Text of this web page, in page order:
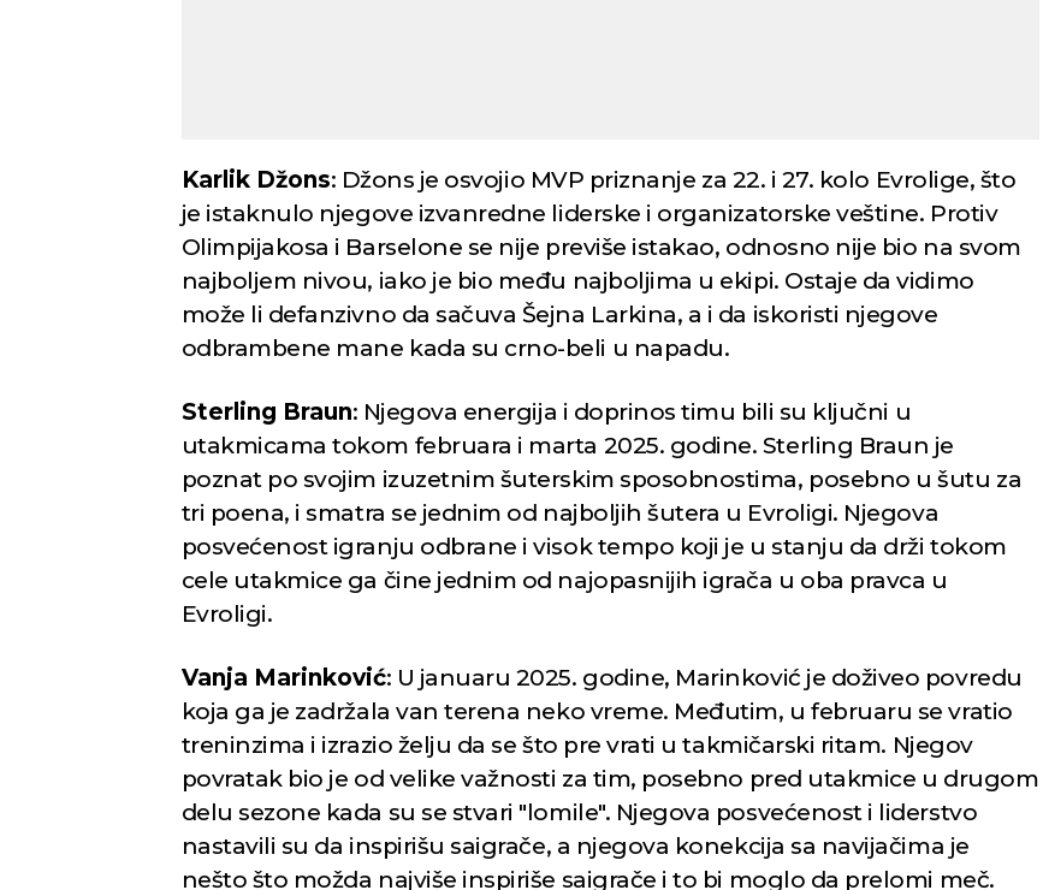
Karlik Džons: Džons je osvojio MVP priznanje za 22. i 27. kolo Evrolige, što
je istaknulo njegove izvanredne liderske i organizatorske veštine. Protiv
Olimpijakosa i Barselone se nije previše istakao, odnosno nije bio na svom
najboljem nivou, iako je bio među najboljima u ekipi. Ostaje da vidimo
može li defanzivno da sačuva Šejna Larkina, a i da iskoristi njegove
odbrambene mane kada su crno-beli u napadu.
Sterling Braun: Njegova energija i doprinos timu bili su ključni u
utakmicama tokom februara i marta 2025. godine. Sterling Braun je
poznat po svojim izuzetnim šuterskim sposobnostima, posebno u šutu za
tri poena, i smatra se jednim od najboljih šutera u Evroligi. Njegova
posvećenost igranju odbrane i visok tempo koji je u stanju da drži tokom
cele utakmice ga čine jednim od najopasnijih igrača u oba pravca u
Evroligi.
Vanja Marinković: U januaru 2025. godine, Marinković je doživeo povredu
koja ga je zadržala van terena neko vreme. Međutim, u februaru se vratio
treninzima i izrazio želju da se što pre vrati u takmičarski ritam. Njegov
povratak bio je od velike važnosti za tim, posebno pred utakmice u drugom
delu sezone kada su se stvari "lomile". Njegova posvećenost i liderstvo
nastavili su da inspirišu saigrače, a njegova konekcija sa navijačima je
nešto što možda najviše inspiriše saigrače i to bi moglo da prelomi meč.
Novi Sad
Vedro nebo
35
Max temp:
°C
Vetar:
Vlažnost: 26 %
Niš
Mestimično oblačno
35
Max temp:
°C
Vetar:2
m/s
Vlažnost:28 %
Beograd
Vedro nebo
35
Max
°C
Vetar:
Vlažnost: